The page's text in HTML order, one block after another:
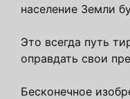
население Земли
Это всегда путь
оправдать свои
Бесконечное